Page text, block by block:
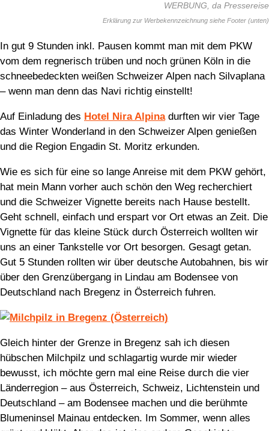
WERBUNG, da Pressereise
In gut 9 Stunden inkl. Pausen kommt man mit dem PKW
vom dem regnerisch trüben und noch grünen Köln in die
schneebedeckten weißen Schweizer Alpen nach Silvaplana
– wenn man denn das Navi richtig einstellt!
Auf Einladung des Hotel Nira Alpinadurften wir vier Tage
das Winter Wonderland in den Schweizer Alpen genießen
und die Region Engadin St. Moritz erkunden.
Wie es sich für eine so lange Anreise mit dem PKW gehört,
hat mein Mann vorher auch schön den Weg recherchiert
und die Schweizer Vignette bereits nach Hause bestellt.
Geht schnell, einfach und erspart vor Ort etwas an Zeit. Die
Vignette für das kleine Stück durch Österreich wollten wir
uns an einer Tankstelle vor Ort besorgen. Gesagt getan.
Gut 5 Stunden rollten wir über deutsche Autobahnen, bis wir
über den Grenzübergang in Lindau am Bodensee von
Deutschland nach Bregenz in Österreich fuhren.
Gleich hinter der Grenze in Bregenz sah ich diesen
hübschen Milchpilz und schlagartig wurde mir wieder
bewusst, ich möchte gern mal eine Reise durch die vier
Länderregion – aus Österreich, Schweiz, Lichtenstein und
Deutschland – am Bodensee machen und die berühmte
Blumeninsel Mainau entdecken. Im Sommer, wenn alles